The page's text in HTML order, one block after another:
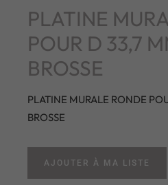
PLATINE
POUR D 33,7
BROSSE
PLATINE MURALE RONDE
BROSSE
AJOUTER À MA LISTE